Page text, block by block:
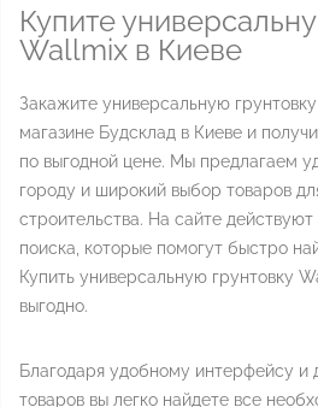
Купите
Wallmix в Киеве
Закажите универсальную
магазине Будсклад в Киеве и
по выгодной цене. Мы предлагаем
городу и широкий выбор товаров
строительства. На сайте
поиска, которые помогут быстро
Купить универсальную грунтовку
выгодно.
Благодаря удобному интерфейсу и
товаров вы легко найдете все